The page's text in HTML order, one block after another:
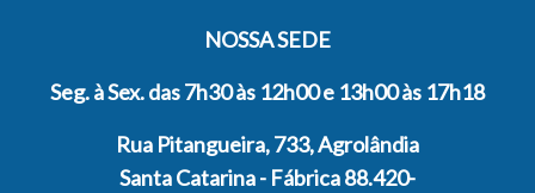
NOSSA SEDE
Seg. à Sex. das 7h30 às 12h00 e 13h00 às 17h18
Rua Pitangueira, 733, Agrolândia
Santa Catarina - Fábrica 88.420-